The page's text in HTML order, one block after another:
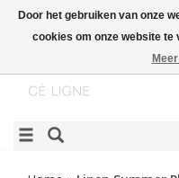
Door het gebruiken van onze
cookies om onze website te